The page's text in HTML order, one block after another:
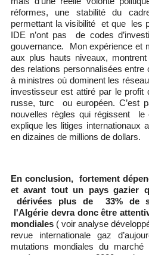
réformes, une stabilité du
permettant la visibilité et que les
IDE n’ont pas de codes
gouvernance. Mon expérience et
aux plus hauts niveaux,
des relations personnalisées entre
à ministres où dominent les
investisseur est attiré par le profit
russe, turc ou européen. C’est
nouvelles règles qui régissent le
explique les litiges internationaux
en dizaines de millions de dollars.
En conclusion, fortement
et avant tout un pays gazier
dérivées plus de 33% de
l'Algériedevra donc être
mondiales( voir analyse
revue internationale gaz
mutations mondiales du